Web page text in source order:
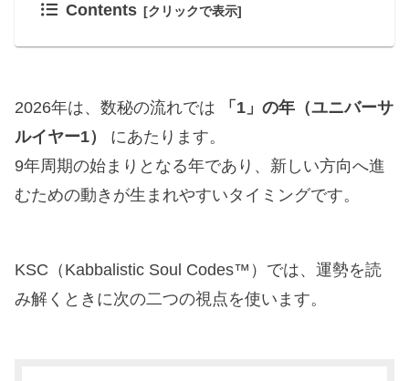
Contents
2026年は、数秘の流れでは
「1」の年（ユニバーサ
ルイヤー1）
にあたります。
9年周期の始まりとなる年であり、新しい方向へ進
むための動きが生まれやすいタイミングです。
KSC（Kabbalistic Soul Codes™）では、運勢を読
み解くときに次の二つの視点を使います。